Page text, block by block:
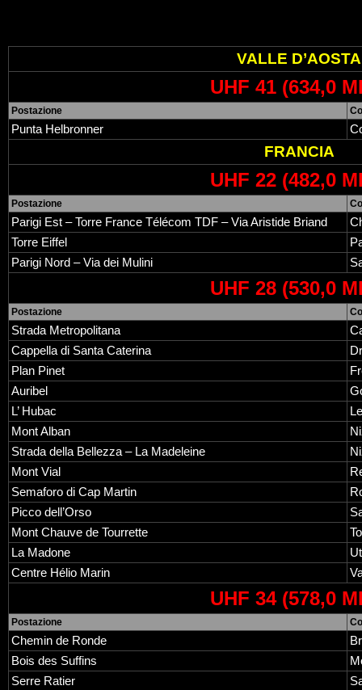
VALLE D’AOSTA
UHF 41 (634,0
Postazione
Punta Helbronner
FRANCIA
UHF 22 (482,0
Postazione
Parigi Est – Torre France Télécom TDF – Via Aristide Briand
Torre Eiffel
Parigi Nord – Via dei Mulini
UHF 28 (530,0
Postazione
Strada Metropolitana
Cappella di Santa Caterina
Plan Pinet
Auribel
L’ Hubac
Mont Alban
Strada della Bellezza – La Madeleine
Mont Vial
Semaforo di Cap Martin
Picco dell’Orso
Mont Chauve de Tourrette
La Madone
Centre Hélio Marin
UHF 34 (578,0
Postazione
Chemin de Ronde
Bois des Suffins
Serre Ratier